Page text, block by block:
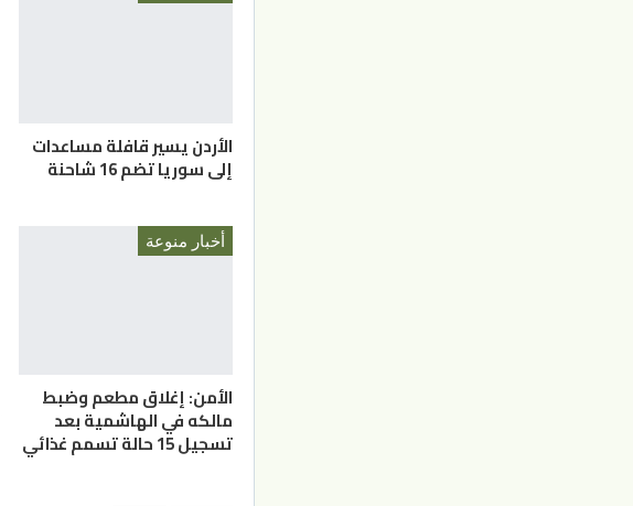
الأردن يسير قافلة مساعدات
إلى سوريا تضم 16 شاحنة
أخبار منوعة
الأمن: إغلاق مطعم وضبط
مالكه في الهاشمية بعد
تسجيل 15 حالة تسمم غذائي